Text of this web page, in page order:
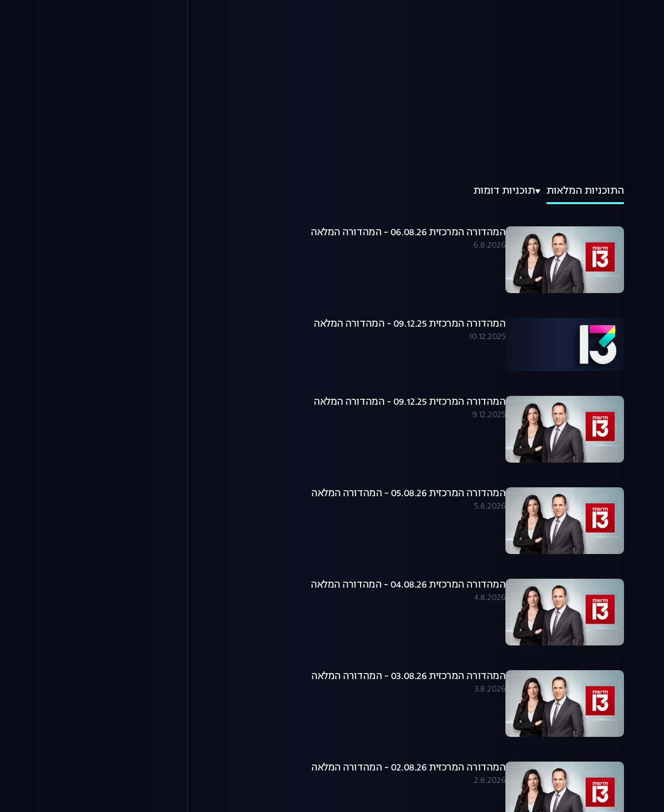
התוכניות המלאות תוכניות דומות
המהדורה המרכזית 06.08.26 - המהדורה המלאה
6.8.2026
המהדורה המרכזית 09.12.25 - המהדורה המלאה
10.12.2025
המהדורה המרכזית 09.12.25 - המהדורה המלאה
9.12.2025
המהדורה המרכזית 05.08.26 - המהדורה המלאה
5.8.2026
המהדורה המרכזית 04.08.26 - המהדורה המלאה
4.8.2026
המהדורה המרכזית 03.08.26 - המהדורה המלאה
3.8.2026
המהדורה המרכזית 02.08.26 - המהדורה המלאה
2.8.2026